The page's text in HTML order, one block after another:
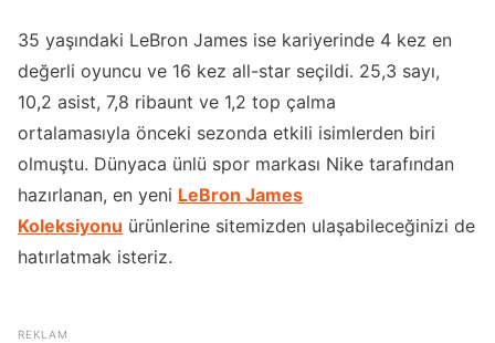
35 yaşındaki LeBron James ise kariyerinde 4 kez en
değerli oyuncu ve 16 kez all-star seçildi. 25,3 sayı,
10,2 asist, 7,8 ribaunt ve 1,2 top çalma
ortalamasıyla önceki sezonda etkili isimlerden biri
olmuştu. Dünyaca ünlü spor markası Nike tarafından
hazırlanan, en yeni LeBron James
Koleksiyonu ürünlerine sitemizden ulaşabileceğinizi de
hatırlatmak isteriz.